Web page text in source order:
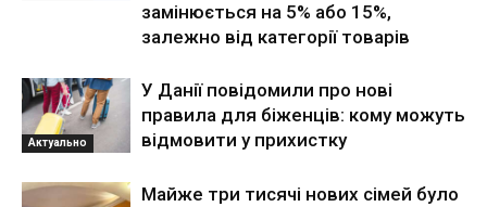
замінюється на 5% або 15%,
залежно від категорії товарів
Актуально
У Данії повідомили про нові
правила для біженців: кому можуть
відмовити у прихистку
Майже три тисячі нових сімей було